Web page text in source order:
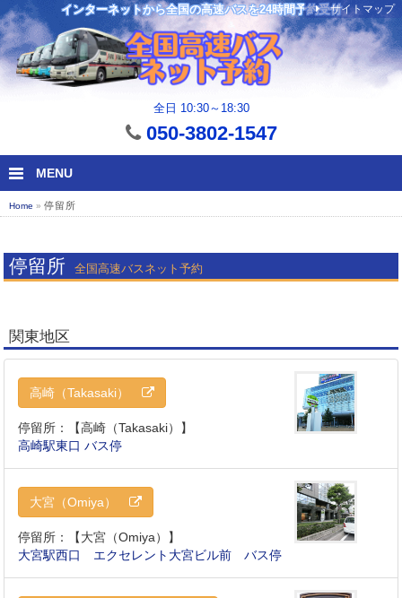
インターネットから全国の高速バスを24時間予約受付
全日 10:30～18:30
050-3802-1547
サイトマップ
MENU
Home » 停留所
停留所 全国高速バスネット予約
関東地区
高崎（Takasaki）
停留所：【高崎（Takasaki）】
高崎駅東口 バス停
大宮（Omiya）
停留所：【大宮（Omiya）】
大宮駅西口 エクセレント大宮ビル前 バス停